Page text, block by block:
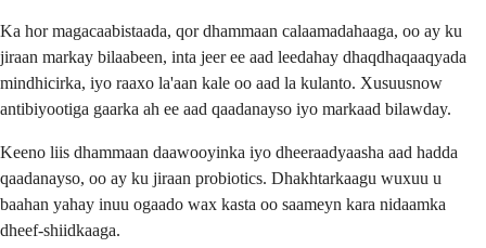
Ka hor magacaabistaada, qor dhammaan calaamadahaaga, oo ay ku
jiraan markay bilaabeen, inta jeer ee aad leedahay dhaqdhaqaaqyada
mindhicirka, iyo raaxo la'aan kale oo aad la kulanto. Xusuusnow
antibiyootiga gaarka ah ee aad qaadanayso iyo markaad bilawday.
Keeno liis dhammaan daawooyinka iyo dheeraadyaasha aad hadda
qaadanayso, oo ay ku jiraan probiotics. Dhakhtarkaagu wuxuu u
baahan yahay inuu ogaado wax kasta oo saameyn kara nidaamka
dheef-shiidkaaga.